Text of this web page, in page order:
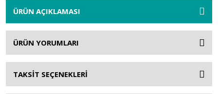
ÜRÜN AÇIKLAMASI
ÜRÜN YORUMLARI
TAKSİT SEÇENEKLERİ